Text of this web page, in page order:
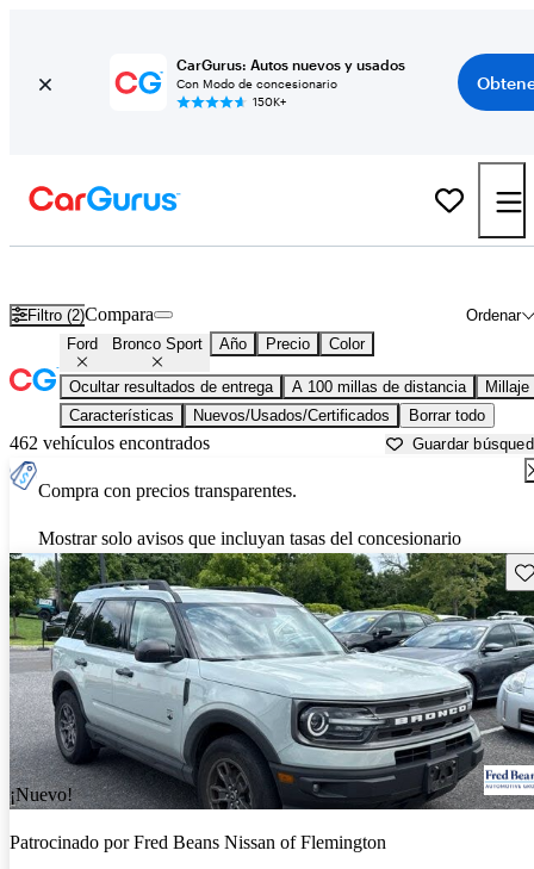
CarGurus: Autos nuevos y usados
Con Modo de concesionario
150K+
Filtro (2) Ordenar
Compara
Ford Bronco Sport Año Precio Color
Ocultar resultados de entrega A 100 millas de distancia
Millaje
Características
Nuevos/Usados/Certificados Borrar todo
462 vehículos encontrados Guardar
Compra con precios transparentes.
Mostrar solo avisos que incluyan tasas del concesionario
¡Nuevo!
Patrocinado porFred Beans Nissan of Flemington